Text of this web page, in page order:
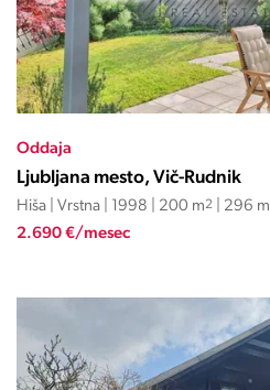
Oddaja
Ljubljana mesto, Vič-Rudnik
Hiša | Vrstna | 1998 | 200 m2 | 296 m
2.690 €/mesec